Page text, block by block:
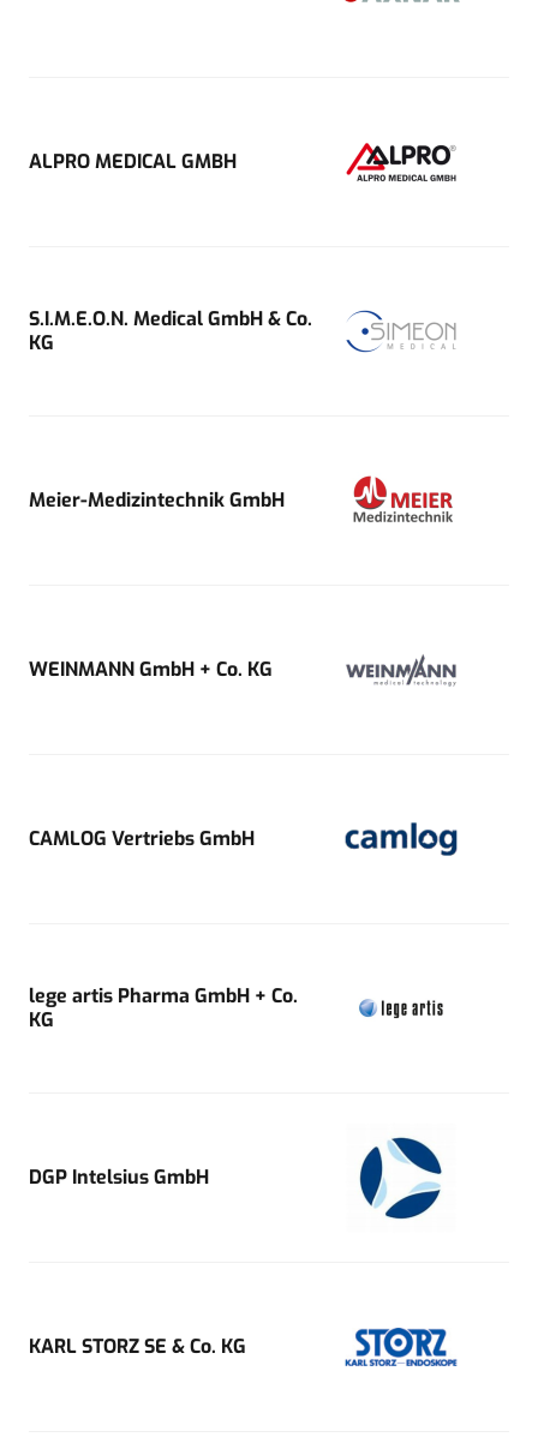
ALPRO MEDICAL GMBH
S.I.M.E.O.N. Medical GmbH & Co.
KG
Meier-Medizintechnik GmbH
WEINMANN GmbH + Co. KG
CAMLOG Vertriebs GmbH
lege artis Pharma GmbH + Co.
KG
DGP Intelsius GmbH
KARL STORZ SE & Co. KG